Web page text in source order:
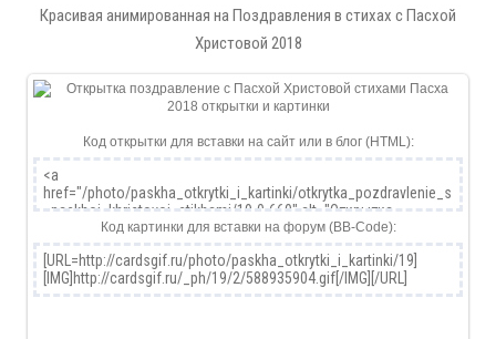
Красивая анимированная на Поздравления в стихах с Пасхой
Христовой 2018
Код открытки для вставки на сайт или в блог (HTML):
Код картинки для вставки на форум (BB-Code):